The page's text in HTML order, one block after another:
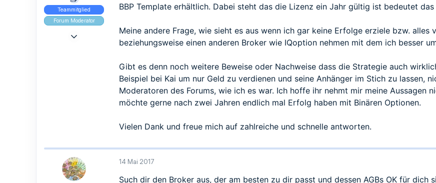
Teammitglied
Forum Moderator
BBP Template erhältlich. Dabei steht das die Lizenz ein Jahr gültig ist bedeutet
Meine andere Frage, wie sieht es aus wenn ich gar keine Erfolge erziele bzw. alles
beziehungsweise einen anderen Broker wie IQoption nehmen mit dem ich besser
Gibt es denn noch weitere Beweise oder Nachweise dass die Strategie auch
Beispiel bei Kai um nur Geld zu verdienen und seine Anhänger im Stich zu lassen,
Moderatoren des Forums, wie ich es war. Ich hoffe ihr nehmt mir meine Aussagen
möchte gerne nach zwei Jahren endlich mal Erfolg haben mit Binären Optionen.
Vielen Dank und freue mich auf zahlreiche und schnelle antworten.
14 Mai 2017
Such dir den Broker aus, der am besten zu dir passt und dessen AGBs OK für dich